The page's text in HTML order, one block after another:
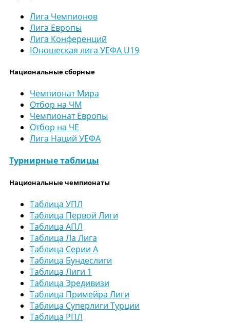
Лига Чемпионов
Лига Европы
Лига Конференций
Юношеская лига УЕФА U19
Национальные сборные
Чемпионат Мира
Отбор на ЧМ
Чемпионат Европы
Отбор на ЧЕ
Лига Наций УЕФА
Турнирные таблицы
Национальные чемпионаты
Таблица УПЛ
Таблица Первой Лиги
Таблица АПЛ
Таблица Ла Лига
Таблица Серии А
Таблица Бундеслиги
Таблица Лиги 1
Таблица Эредивизи
Таблица Примейра Лиги
Таблица Суперлиги Турции
Таблица РПЛ